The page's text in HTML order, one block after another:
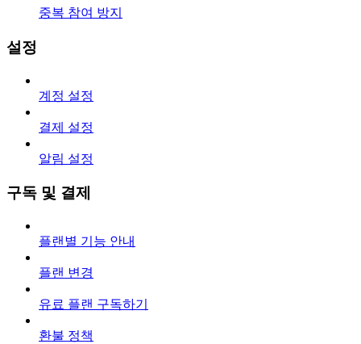
중복 참여 방지
설정
계정 설정
결제 설정
알림 설정
구독 및 결제
플랜별 기능 안내
플랜 변경
유료 플랜 구독하기
환불 정책